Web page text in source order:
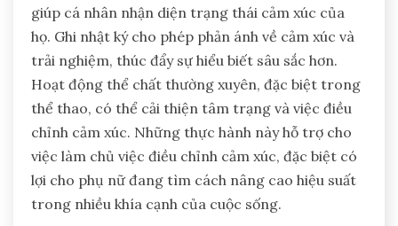
giúp cá nhân nhận diện trạng thái cảm xúc của
họ. Ghi nhật ký cho phép phản ánh về cảm xúc và
trải nghiệm, thúc đẩy sự hiểu biết sâu sắc hơn.
Hoạt động thể chất thường xuyên, đặc biệt trong
thể thao, có thể cải thiện tâm trạng và việc điều
chỉnh cảm xúc. Những thực hành này hỗ trợ cho
việc làm chủ việc điều chỉnh cảm xúc, đặc biệt có
lợi cho phụ nữ đang tìm cách nâng cao hiệu suất
trong nhiều khía cạnh của cuộc sống.